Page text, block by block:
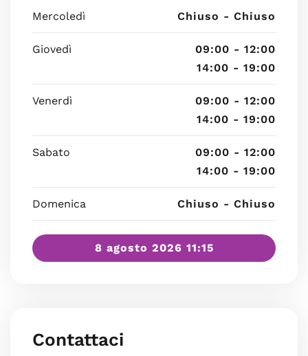
Mercoledì Chiuso - Chiuso
Giovedì
09:00 - 12:00
14:00 - 19:00
Venerdì
09:00 - 12:00
14:00 - 19:00
Sabato
09:00 - 12:00
14:00 - 19:00
Domenica Chiuso - Chiuso
8 agosto 2026 11:15
Contattaci